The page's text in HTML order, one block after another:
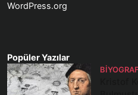
WordPress.org
Popüler Yazılar